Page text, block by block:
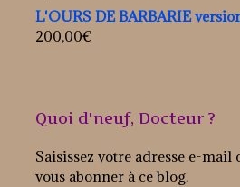
L'OURS DE BARBARIE
200,00€
Quoi d'neuf, Docteur ?
Saisissez votre adresse e-mail
vous abonner à ce blog.